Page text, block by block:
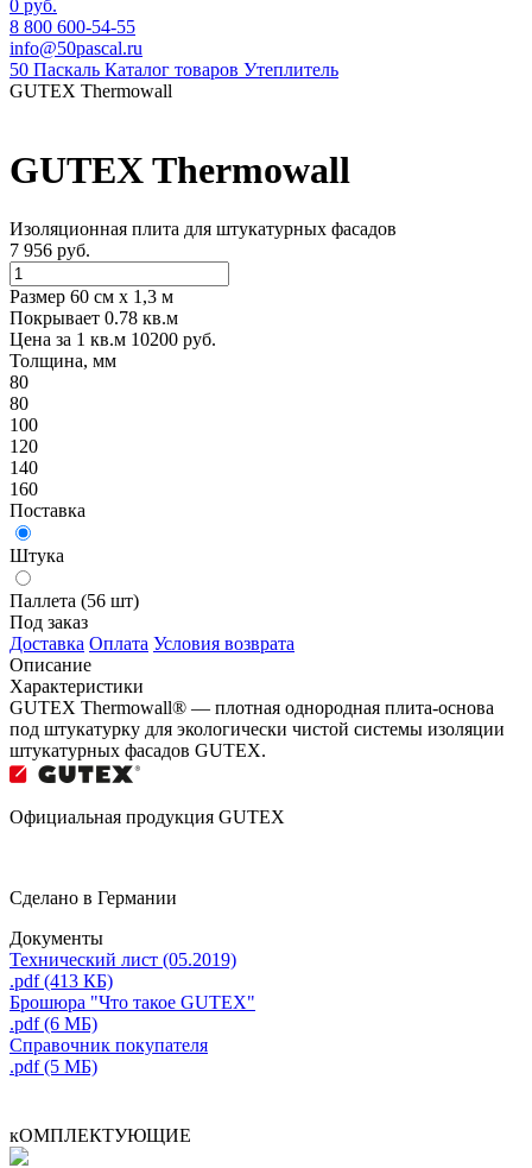
0 руб.
8 800 600-54-55
info@50pascal.ru
50 Паскаль Каталог товаров Утеплитель
GUTEX Thermowall
GUTEX Thermowall
Изоляционная плита для штукатурных фасадов
7 956 руб.
Размер 60 см x 1,3 м
Покрывает 0.78 кв.м
Цена за 1 кв.м 10200 руб.
Толщина, мм
80
80
100
120
140
160
Поставка
Штука
Паллета (56 шт)
Под заказ
Доставка Оплата Условия возврата
Описание
Характеристики
GUTEX Thermowall® — плотная однородная плита-основа
под штукатурку для экологически чистой системы изоляции
штукатурных фасадов GUTEX.
Официальная продукция GUTEX
Сделано в Германии
Документы
Технический лист (05.2019)
.pdf (413 КБ)
Брошюра "Что такое GUTEX"
.pdf (6 МБ)
Справочник покупателя
.pdf (5 МБ)
кОМПЛЕКТУЮЩИЕ